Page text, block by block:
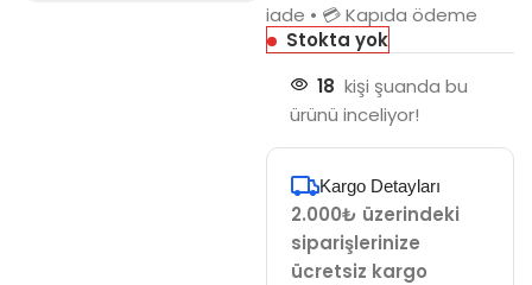
iade • 💳 Kapıda ödeme
Stokta yok
18 kişi şuanda bu
ürünü inceliyor!
Kargo Detayları
2.000₺ üzerindeki
siparişlerinize
ücretsiz kargo